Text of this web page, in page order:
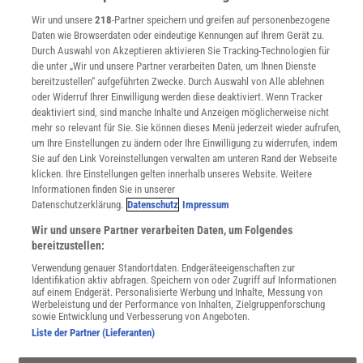
Sprachen lernen mit Gymglish
Lexika
Für Spektrum schreiben
Zugänglichkeitserklärung
WEBSEITEN
KielSCN
Wissenschaft in die Schulen
SciLogs
Uns finden Sie auch hier:
Wir und unsere218-Partner speichern und greifen auf personenbezogene
Daten wie Browserdaten oder eindeutige Kennungen auf Ihrem Gerät zu.
Durch Auswahl von Akzeptieren aktivieren Sie Tracking-Technologien für
die unter „Wir und unsere Partner verarbeiten Daten, um Ihnen Dienste
bereitzustellen“ aufgeführten Zwecke. Durch Auswahl von Alle ablehnen
oder Widerruf Ihrer Einwilligung werden diese deaktiviert. Wenn Tracker
deaktiviert sind, sind manche Inhalte und Anzeigen möglicherweise nicht
mehr so relevant für Sie. Sie können dieses Menü jederzeit wieder aufrufen,
um Ihre Einstellungen zu ändern oder Ihre Einwilligung zu widerrufen, indem
Sie auf den Link Voreinstellungen verwalten am unteren Rand der Webseite
klicken. Ihre Einstellungen gelten innerhalb unseres Website. Weitere
Informationen finden Sie in unserer
Datenschutzerklärung. Datenschutz Impressum
Wir und unsere Partner verarbeiten Daten, um Folgendes
bereitzustellen:
Verwendung genauer Standortdaten. Endgeräteeigenschaften zur
Identifikation aktiv abfragen. Speichern von oder Zugriff auf Informationen
auf einem Endgerät. Personalisierte Werbung und Inhalte, Messung von
Werbeleistung und der Performance von Inhalten, Zielgruppenforschung
sowie Entwicklung und Verbesserung von Angeboten.
Liste der Partner (Lieferanten)